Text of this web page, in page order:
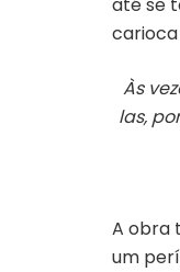
carioca
Às
las,
A obra
um